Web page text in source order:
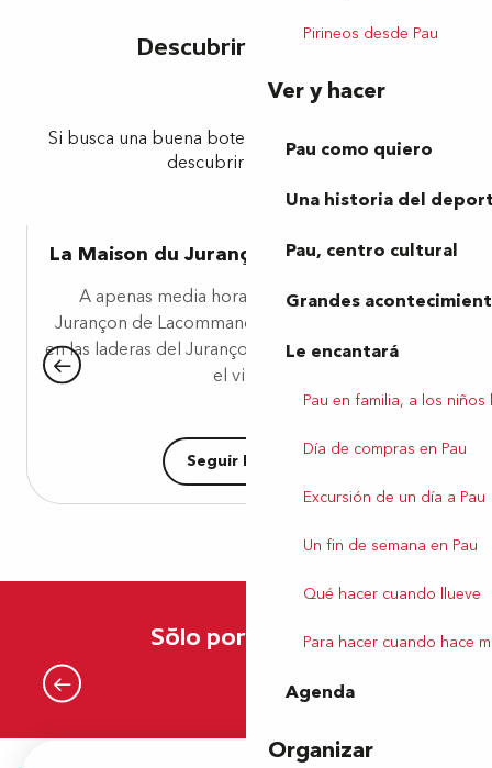
Pirineos desde Pau
Ver y hacer
Pau como quiero
Una historia del
Pau, centro cultural
Grandes
Le encantará
Pau en familia, a los niños
Día de compras en Pau
Excursión de un día a Pau
Un fin de semana en Pau
Qué hacer cuando llueve
Para hacer cuando hace
Agenda
Organizar
Descubrir Jurançon
Si busca una buena botella para comprar, ¡parta a
descubrir Jurançon!
La Maison du Jurançon en Lacommande
A apenas media hora de Pau, la Maison du
Jurançon de Lacommande ofrece una inmersión
en las laderas del Jurançon. Aquí la vid es la reina y
el vino...
Seguir leyendo
Sólo por el sabor
¿Dónde se puede degustar Jurançon
en los viñedos?